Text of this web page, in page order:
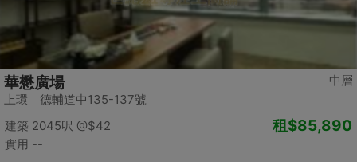
中層
華懋廣場
上環 德輔道中135-137號
建築 2045呎 @$42
實用 --
租$85,890